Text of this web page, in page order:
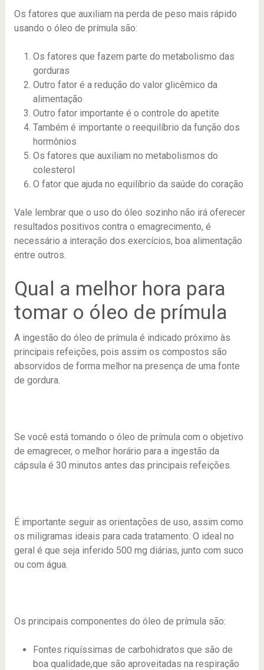
Os fatores que auxiliam na perda de peso mais rápido
usando o óleo de prímula são:
Os fatores que fazem parte do metabolismo das
gorduras
Outro fator é a redução do valor glicêmico da
alimentação
Outro fator importante é o controle do apetite
Também é importante o reequilíbrio da função dos
hormônios
Os fatores que auxiliam no metabolismos do
colesterol
O fator que ajuda no equilíbrio da saúde do coração
Vale lembrar que o uso do óleo sozinho não irá oferecer
resultados positivos contra o emagrecimento, é
necessário a interação dos exercícios, boa alimentação
entre outros.
Qual a melhor hora para
tomar o óleo de prímula
A ingestão do óleo de prímula é indicado próximo às
principais refeições, pois assim os compostos são
absorvidos de forma melhor na presença de uma fonte
de gordura.
Se você está tomando o óleo de prímula com o objetivo
de emagrecer, o melhor horário para a ingestão da
cápsula é 30 minutos antes das principais refeições.
É importante seguir as orientações de uso, assim como
os miligramas ideais para cada tratamento. O ideal no
geral é que seja inferido 500 mg diárias, junto com suco
ou com água.
Os principais componentes do óleo de prímula são:
Fontes riquíssimas de carbohidratos que são de
boa qualidade,que são aproveitadas na respiração